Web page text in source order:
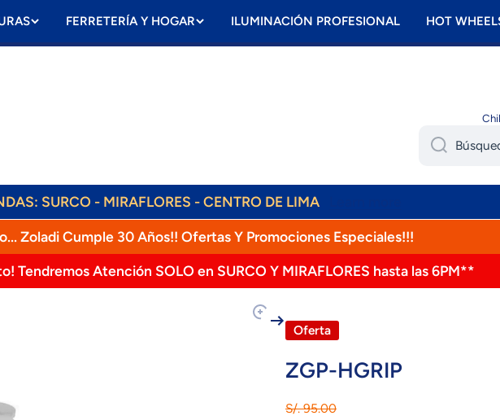
FERRETERÍA Y HOGAR ILUMINACIÓN PROFESIONAL HOT
SURCO - MIRAFLORES - CENTRO DE LIMA
Zoladi Cumple 30 Años!! Ofertas Y Promociones Especiales!!!
Tendremos Atención SOLO en SURCO Y MIRAFLORES hasta las 6PM**
Oferta
ZGP-HGRIP
S/. 95.00